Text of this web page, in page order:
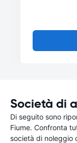
Società di
Di seguito sono
Fiume. Confronta
società di noleggio